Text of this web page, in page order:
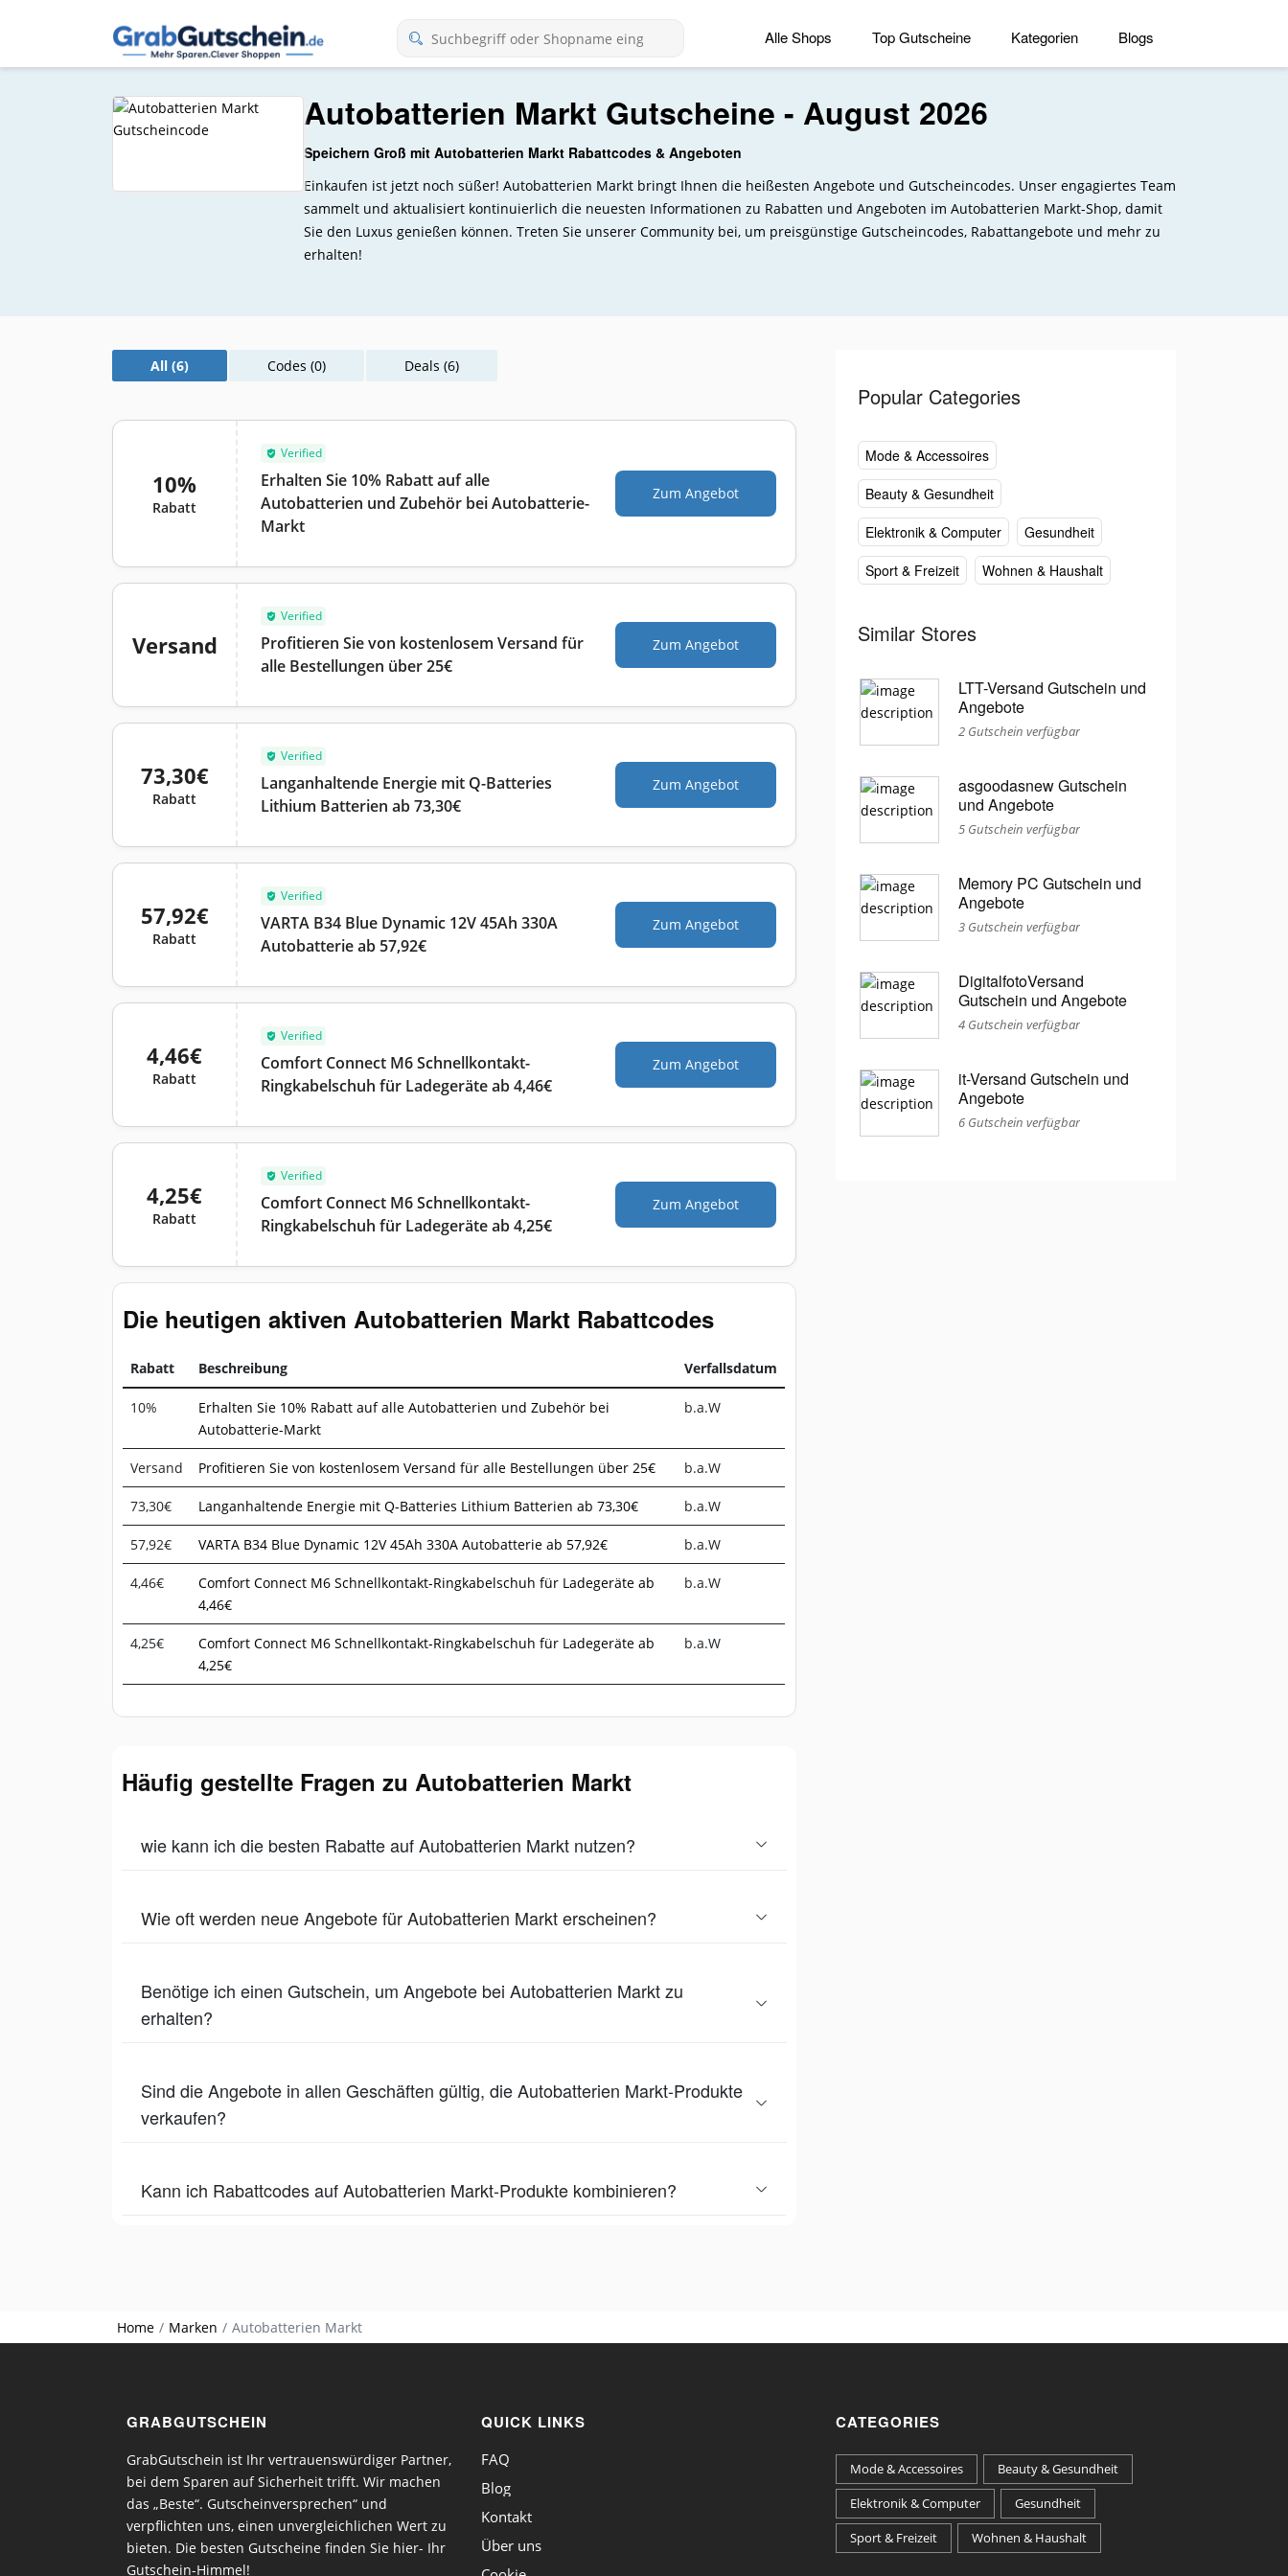
Alle Shops Top Gutscheine Kategorien Blogs
Autobatterien Markt Gutscheine - August 2026
Speichern Groß mit Autobatterien Markt Rabattcodes & Angeboten
Einkaufen ist jetzt noch süßer! Autobatterien Markt bringt Ihnen die heißesten Angebote und Gutscheincodes. Unser engagiertes Team
sammelt und aktualisiert kontinuierlich die neuesten Informationen zu Rabatten und Angeboten im Autobatterien Markt-Shop, damit
Sie den Luxus genießen können. Treten Sie unserer Community bei, um preisgünstige Gutscheincodes, Rabattangebote und mehr zu
erhalten!
All (6) Codes (0) Deals (6)
10%
Rabatt
Verified
Erhalten Sie 10% Rabatt auf alle
Autobatterien und Zubehör bei Autobatterie-
Markt
Zum Angebot
Versand
Verified
Profitieren Sie von kostenlosem Versand für
alle Bestellungen über 25€
Zum Angebot
73,30€
Rabatt
Verified
Langanhaltende Energie mit Q-Batteries
Lithium Batterien ab 73,30€
Zum Angebot
57,92€
Rabatt
Verified
VARTA B34 Blue Dynamic 12V 45Ah 330A
Autobatterie ab 57,92€
Zum Angebot
4,46€
Rabatt
Verified
Comfort Connect M6 Schnellkontakt-
Ringkabelschuh für Ladegeräte ab 4,46€
Zum Angebot
4,25€
Rabatt
Verified
Comfort Connect M6 Schnellkontakt-
Ringkabelschuh für Ladegeräte ab 4,25€
Zum Angebot
Die heutigen aktiven Autobatterien Markt Rabattcodes
Rabatt Beschreibung Verfallsdatum
10%
Erhalten Sie 10% Rabatt auf alle Autobatterien und Zubehör bei
Autobatterie-Markt
b.a.W
Versand Profitieren Sie von kostenlosem Versand für alle Bestellungen über 25€ b.a.W
73,30€ Langanhaltende Energie mit Q-Batteries Lithium Batterien ab 73,30€ b.a.W
57,92€ VARTA B34 Blue Dynamic 12V 45Ah 330A Autobatterie ab 57,92€ b.a.W
4,46€
Comfort Connect M6 Schnellkontakt-Ringkabelschuh für Ladegeräte ab
4,46€
b.a.W
4,25€
Comfort Connect M6 Schnellkontakt-Ringkabelschuh für Ladegeräte ab
4,25€
b.a.W
Häufig gestellte Fragen zu Autobatterien Markt
wie kann ich die besten Rabatte auf Autobatterien Markt nutzen?
Wie oft werden neue Angebote für Autobatterien Markt erscheinen?
Benötige ich einen Gutschein, um Angebote bei Autobatterien Markt zu
erhalten?
Sind die Angebote in allen Geschäften gültig, die Autobatterien Markt-Produkte
verkaufen?
Kann ich Rabattcodes auf Autobatterien Markt-Produkte kombinieren?
Popular Categories
Mode & Accessoires
Beauty & Gesundheit
Elektronik & Computer
Gesundheit
Sport & Freizeit
Wohnen & Haushalt
Similar Stores
LTT-Versand Gutschein und
Angebote
2 Gutschein verfügbar
asgoodasnew Gutschein
und Angebote
5 Gutschein verfügbar
Memory PC Gutschein und
Angebote
3 Gutschein verfügbar
DigitalfotoVersand
Gutschein und Angebote
4 Gutschein verfügbar
it-Versand Gutschein und
Angebote
6 Gutschein verfügbar
Home Marken Autobatterien Markt
GRABGUTSCHEIN
GrabGutschein ist Ihr vertrauenswürdiger Partner,
bei dem Sparen auf Sicherheit trifft. Wir machen
das „Beste“. Gutscheinversprechen“ und
verpflichten uns, einen unvergleichlichen Wert zu
bieten. Die besten Gutscheine finden Sie hier- Ihr
Gutschein-Himmel!
QUICK LINKS
FAQ
Blog
Kontakt
Über uns
CATEGORIES
Mode & Accessoires
Beauty & Gesundheit
Elektronik & Computer
Gesundheit
Sport & Freizeit
Wohnen & Haushalt